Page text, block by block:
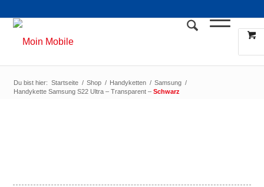
Du bist hier: Startseite / Shop / Handyketten / Samsung /
Handykette Samsung S22 Ultra – Transparent –Schwarz